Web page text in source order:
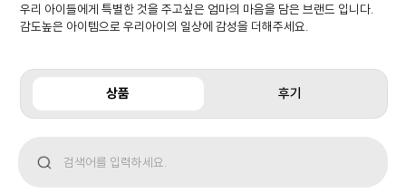
우리 아이들에게 특별한 것을 주고싶은 엄마의 마음을 담은 브랜드 입니다.
감도높은 아이템으로 우리아이의 일상에 감성을 더해주세요.
상품 후기